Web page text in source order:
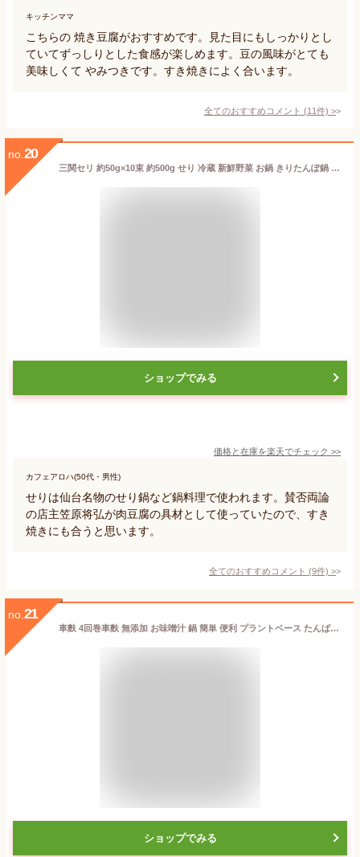
キッチンママ
こちらの 焼き豆腐がおすすめです。見た目にもしっかりとし
ていてずっしりとした食感が楽しめます。豆の風味がとても
美味しくて やみつきです。すき焼きによく合います。
全てのおすすめコメント (11件) >
no. 20
三関セリ 約50g×10束 約500g せり 冷蔵 新鮮野菜 お鍋 きりたんぽ鍋 送料無料 林泉堂
ショップでみる
価格と在庫を楽天でチェック >>
カフェアロハ(50代・男性)
せりは仙台名物のせり鍋など鍋料理で使われます。賛否両論
の店主笠原将弘が肉豆腐の具材として使っていたので、すき
焼きにも合うと思います。
全てのおすすめコメント (9件) >
no. 21
車麩 4回巻車麩 無添加 お味噌汁 鍋 簡単 便利 プラントベース たんぱく質 新潟 ヘルシー 健康 離乳食 介護食 すき焼き 味噌汁 お麩 低カロリー 低脂質 和食 常備食 簡単調理 高たんぱく 糖質制限 低糖質 ベジタリアン マクロビ なめらか 麩
ショップでみる